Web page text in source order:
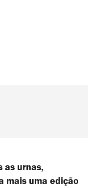
as urnas,
mais uma edição